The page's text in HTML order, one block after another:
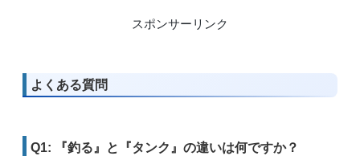
スポンサーリンク
よくある質問
Q1: 『釣る』と『タンク』の違いは何ですか？